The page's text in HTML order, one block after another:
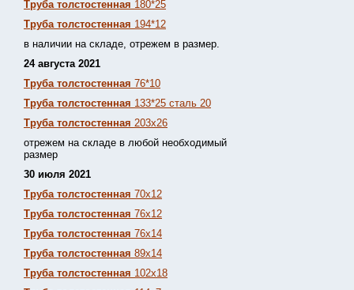
Труба толстостенная 180*25
Труба толстостенная 194*12
в наличии на складе, отрежем в размер.
24 августа 2021
Труба толстостенная 76*10
Труба толстостенная 133*25 сталь 20
Труба толстостенная 203х26
отрежем на складе в любой необходимый
размер
30 июля 2021
Труба толстостенная 70х12
Труба толстостенная 76х12
Труба толстостенная 76х14
Труба толстостенная 89х14
Труба толстостенная 102х18